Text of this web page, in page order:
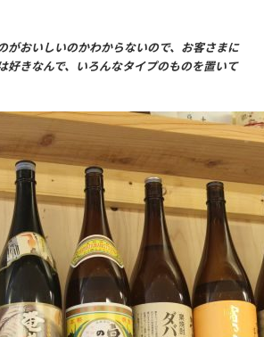
がおいしいのかわからないので、お客さまに
好きなんで、いろんなタイプのものを置いて